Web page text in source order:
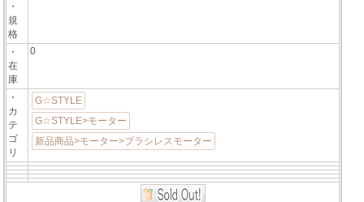
・
規
格
・
在
庫
0
・
カ
テ
ゴ
リ
G☆STYLE
G☆STYLE>モーター
新品商品>モーター>ブラシレスモーター